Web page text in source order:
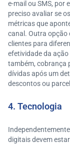
e-mail ou SMS, por
preciso avaliar se
métricas que
canal. Outra opção
clientes para
efetividade da
também, cobrança
dívidas após um
descontos ou
4. Tecnologia
digitais devem